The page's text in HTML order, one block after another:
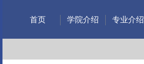
首页 学院介绍 专业介绍